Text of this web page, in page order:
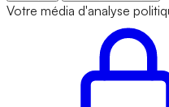
Votre média d'analyse